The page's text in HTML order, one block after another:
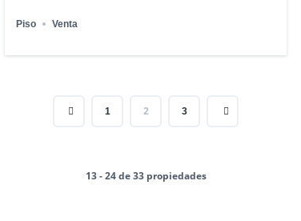
Piso Venta
1 2 3
13 - 24 de 33 propiedades